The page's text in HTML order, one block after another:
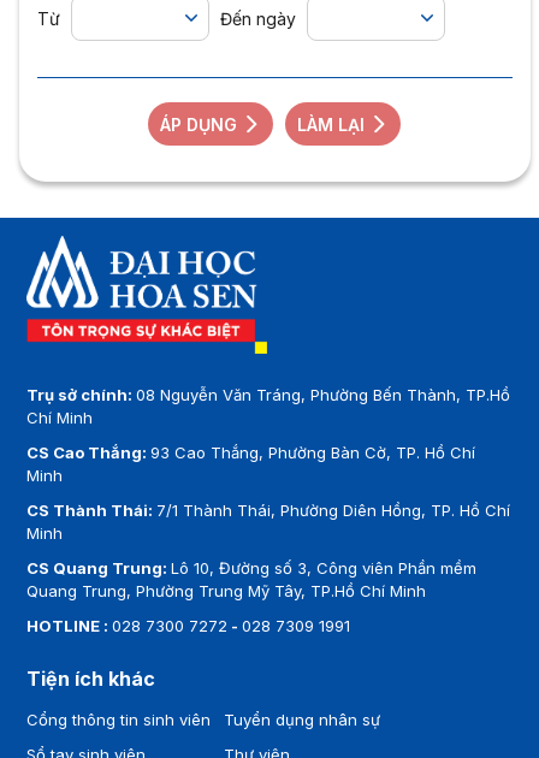
Từ Đến ngày
ÁP DỤNG LÀM LẠI
Trụ sở chính:08 Nguyễn Văn Tráng, Phường Bến Thành, TP.Hồ
Chí Minh
CS Cao Thắng:93 Cao Thắng, Phường Bàn Cờ, TP. Hồ Chí
Minh
CS Thành Thái: 7/1 Thành Thái, Phường Diên Hồng, TP. Hồ Chí
Minh
CS Quang Trung:Lô 10, Đường số 3, Công viên Phần mềm
Quang Trung, Phường Trung Mỹ Tây, TP.Hồ Chí Minh
HOTLINE :028 7300 7272 -028 7309 1991
Tiện ích khác
Cổng thông tin sinh viên
Tuyển dụng nhân sự